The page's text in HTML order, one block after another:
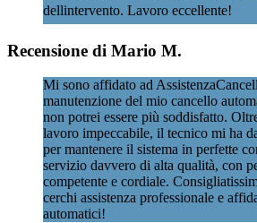
dellintervento. Lavoro eccellente!
Recensione di Mario M.
Mi sono affidato ad
manutenzione del mio cancello
non potrei essere più soddisfatto.
lavoro impeccabile, il tecnico mi ha
per mantenere il sistema in perfette
servizio davvero di alta qualità, con
competente e cordiale.
cerchi assistenza professionale e
automatici!